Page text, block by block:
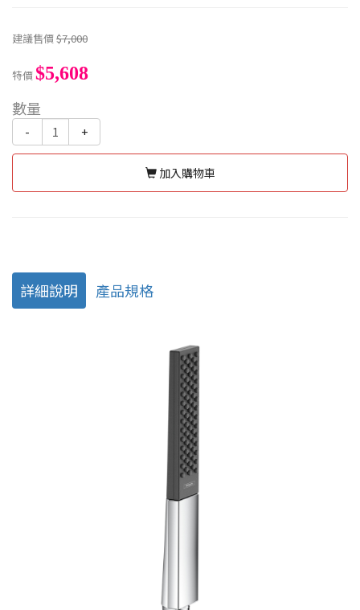
建議售價$7,000
特價$5,608
數量
- +
加入購物車
詳細說明 產品規格